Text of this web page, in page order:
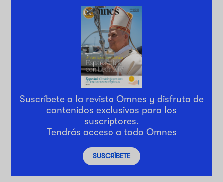
Suscríbete a la revista Omnes y disfruta de
contenidos exclusivos para los
suscriptores.
Tendrás acceso a todo Omnes
SUSCRÍBETE